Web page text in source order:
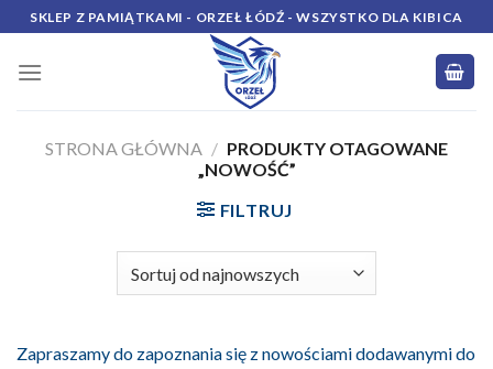
Skip
to
content
SKLEP Z PAMIĄTKAMI - ORZEŁ ŁÓDŹ - WSZYSTKO DLA KIBICA
STRONA GŁÓWNA / PRODUKTY OTAGOWANE
„NOWOŚĆ”
FILTRUJ
Zapraszamy do zapoznania się z nowościami dodawanymi do